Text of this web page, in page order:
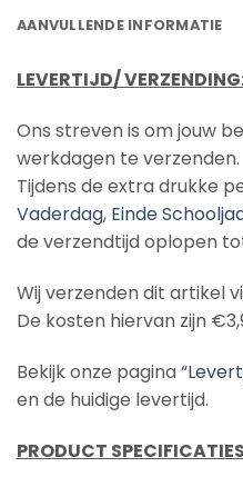
AANVULLENDE INFORMATIE
LEVERTIJD/
Ons streven is om jouw
werkdagen te verzenden.
Tijdens de extra drukke
Vaderdag, Einde
de verzendtijd oplopen
Wij verzenden dit artikel
De kosten hiervan zijn
Bekijk onze pagina
en de huidige levertijd.
PRODUCT SPECIFICATIES